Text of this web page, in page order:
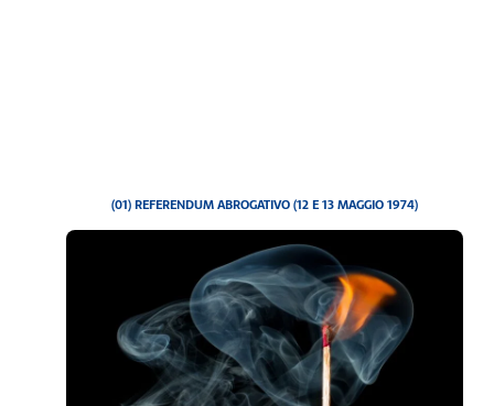
(01) REFERENDUM ABROGATIVO (12 E 13 MAGGIO 1974)